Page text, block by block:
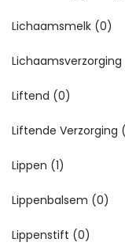
Lichaamsmelk (0)
Lichaamsverzorging
Liftend (0)
Liftende Verzorging
Lippen (1)
Lippenbalsem (0)
Lippenstift (0)